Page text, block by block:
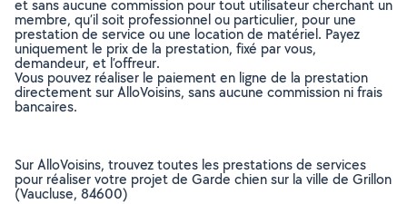
et sans aucune commission pour tout utilisateur cherchant un
membre, qu’il soit professionnel ou particulier, pour une
prestation de service ou une location de matériel. Payez
uniquement le prix de la prestation, fixé par vous,
demandeur, et l’offreur.
Vous pouvez réaliser le paiement en ligne de la prestation
directement sur AlloVoisins, sans aucune commission ni frais
bancaires.
Sur AlloVoisins, trouvez toutes les prestations de services
pour réaliser votre projet de Garde chien sur la ville de Grillon
(Vaucluse, 84600)